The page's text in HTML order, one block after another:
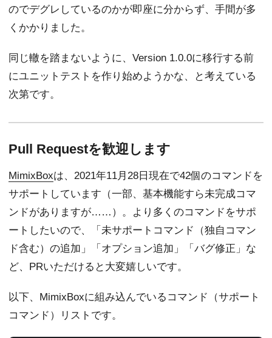
のでデグレしているのかが即座に分からず、手間が多
くかかりました。
同じ轍を踏まないように、Version 1.0.0に移行する前
にユニットテストを作り始めようかな、と考えている
次第です。
Pull Requestを歓迎します
MimixBoxは、2021年11月28日現在で42個のコマンドを
サポートしています（一部、基本機能すら未完成コマ
ンドがありますが……）。より多くのコマンドをサポ
ートしたいので、「未サポートコマンド（独自コマン
ド含む）の追加」「オプション追加」「バグ修正」な
ど、PRいただけると大変嬉しいです。
以下、MimixBoxに組み込んでいるコマンド（サポート
コマンド）リストです。